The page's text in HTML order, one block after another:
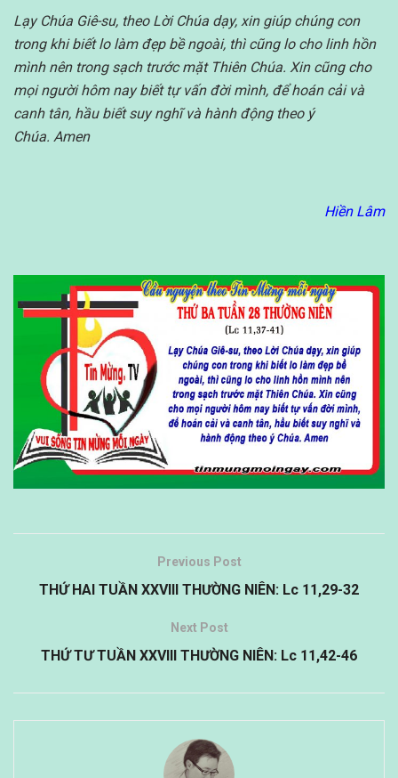
Lạy Chúa Giê-su, theo Lời Chúa dạy, xin giúp chúng con
trong khi biết lo làm đẹp bề ngoài, thì cũng lo cho linh hồn
mình nên trong sạch trước mặt Thiên Chúa. Xin cũng cho
mọi người hôm nay biết tự vấn đời mình, để hoán cải và
canh tân, hầu biết suy nghĩ và hành động theo ý
Chúa. Amen
Hiền Lâm
Previous Post
THỨ HAI TUẦN XXVIII THƯỜNG NIÊN: Lc 11,29-32
Next Post
THỨ TƯ TUẦN XXVIII THƯỜNG NIÊN: Lc 11,42-46